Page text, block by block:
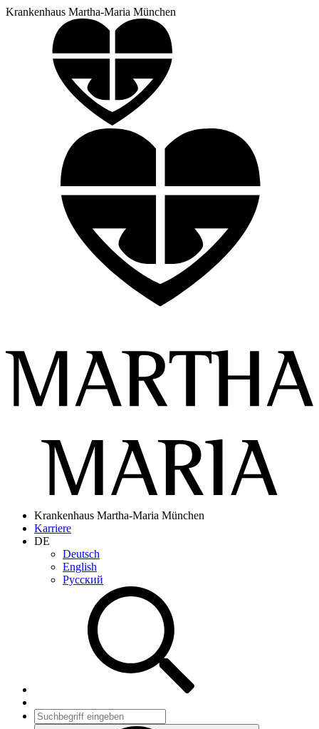
Krankenhaus Martha-Maria München
Krankenhaus Martha-Maria München
Karriere
DE
Deutsch
English
Pусский